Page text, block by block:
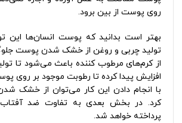
روی پوست از بین برود.
بهتر است بدانید که پوست انسان‌ها این
تولید چربی و روغن از خشک شدن پوست
از کرم‌های مرطوب کننده باعث می‌شود تا
افزایش پیدا کرده تا رطوبت موجود بر روی
با انجام دادن این کار می‌توان از خشک
کرد. در بخش بعدی به تفاوت ضد
پرداخته خواهد شد.